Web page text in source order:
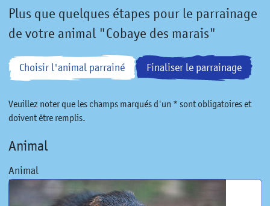
Plus que quelques étapes pour le parrainage
de votre animal "Cobaye des marais"
Choisir l'animal parrainé Finaliser le parrainage
Veuillez noter que les champs marqués d'un * sont obligatoires et
doivent être remplis.
Animal
Animal